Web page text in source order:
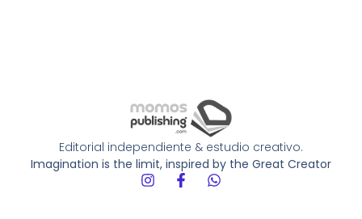
Editorial independiente & estudio creativo.
Imagination is the limit, inspired by the Great Creator